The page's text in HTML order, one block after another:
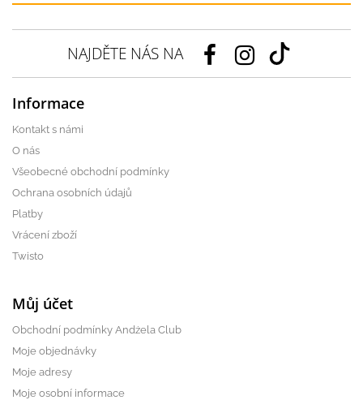
NAJDĚTE NÁS NA
Informace
Kontakt s námi
O nás
Všeobecné obchodní podmínky
Ochrana osobních údajů
Platby
Vrácení zboží
Twisto
Můj účet
Obchodní podmínky Andżela Club
Moje objednávky
Moje adresy
Moje osobní informace